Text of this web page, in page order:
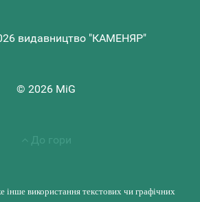
видавництво "КАМЕНЯР"
© 2026 MiG
До гори
інше використання текстових чи графічних